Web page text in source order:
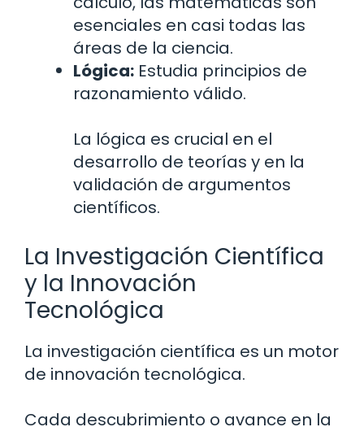
esenciales en casi todas las
áreas de la ciencia.
Lógica: Estudia principios de
razonamiento válido.
La lógica es crucial en el
desarrollo de teorías y en la
validación de argumentos
científicos.
La Investigación Científica
y la Innovación
Tecnológica
La investigación científica es un motor
de innovación tecnológica.
Cada descubrimiento o avance en la